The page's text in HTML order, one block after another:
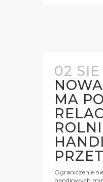
02 SIE
MA
Ograniczenie
handlowych